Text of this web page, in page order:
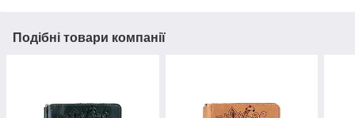
Подібні товари компанії